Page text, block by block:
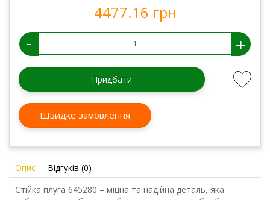
4477.16 грн
- +
Придбати
Швидке замовлення
Опис
Відгуків (0)
Стійка плуга 645280 – міцна та надійна деталь, яка